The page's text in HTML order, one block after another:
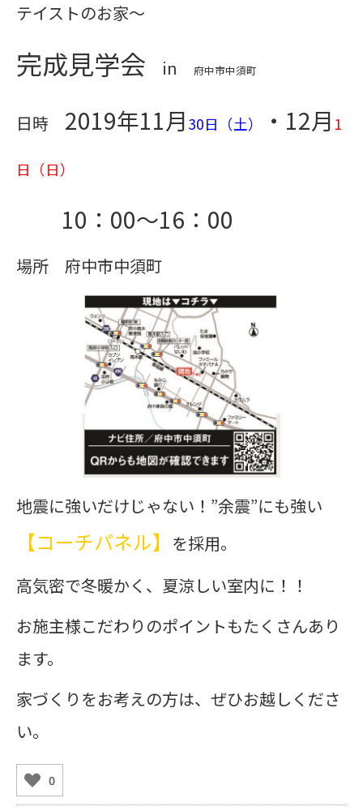
テイストのお家～
完成見学会 in 府中市中須町
日時 2019年11月 30日（土） ・12月 1
日（日）
10：00～16：00
場所 府中市中須町
地震に強いだけじゃない！”余震”にも強い
【コーチパネル】
を採用。
高気密で冬暖かく、夏涼しい室内に！！
お施主様こだわりのポイントもたくさんあり
ます。
家づくりをお考えの方は、ぜひお越しくださ
い。
0